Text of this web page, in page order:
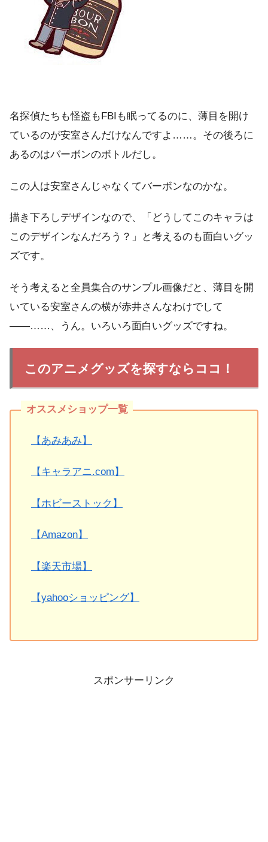
名探偵たちも怪盗もFBIも眠ってるのに、薄目を開け
ているのが安室さんだけなんですよ……。その後ろに
あるのはバーボンのボトルだし。
この人は安室さんじゃなくてバーボンなのかな。
描き下ろしデザインなので、「どうしてこのキャラは
このデザインなんだろう？」と考えるのも面白いグッ
ズです。
そう考えると全員集合のサンプル画像だと、薄目を開
いている安室さんの横が赤井さんなわけでして
――……、うん。いろいろ面白いグッズですね。
このアニメグッズを探すならココ！
【あみあみ】
【キャラアニ.com】
【ホビーストック】
【Amazon】
【楽天市場】
【yahooショッピング】
スポンサーリンク